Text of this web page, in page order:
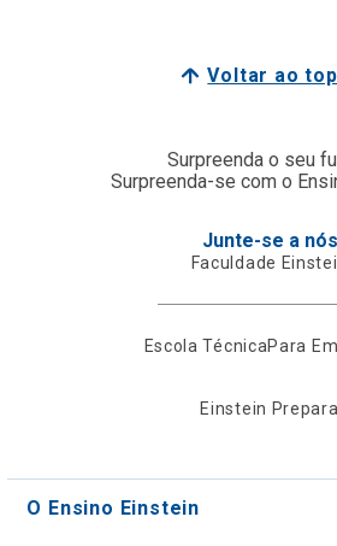
Voltar ao
Surpreenda o seu
Surpreenda-se com o
Junte-se a nós
Faculdade
Escola TécnicaPara
Einstein Prepara
O Ensino Einstein